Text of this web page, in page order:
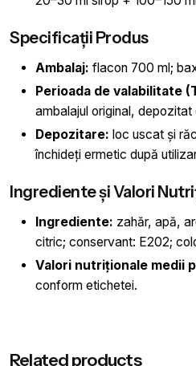
Specificații Produs
Ambalaj: flacon 700 ml;
Perioada de valabilitate
ambalajul original,
Depozitare: loc uscat și
închideți ermetic după
Ingrediente și Valori
Ingrediente: zahăr, apă,
citric; conservant: E202;
Valori nutriționale medii
conform etichetei.
Related products